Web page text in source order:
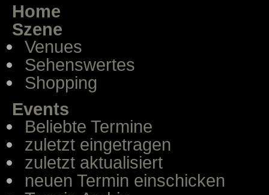
Home
Szene
Venues
Sehenswertes
Shopping
Events
Beliebte Termine
zuletzt eingetragen
zuletzt aktualisiert
neuen Termin einschicken